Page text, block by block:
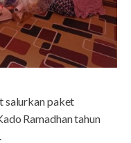
salurkan paket
Ramadhan tahun